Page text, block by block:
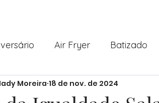
Air Fryer Batizado
Profissional Festas
Moreira 18 de nov. de 2024